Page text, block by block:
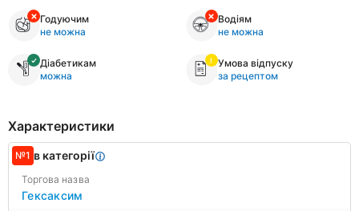
Годуючим
не можна
Водіям
не можна
Діабетикам
можна
Умова відпуску
за рецептом
Характеристики
№1 в категорії
Торгова назва
Гексаксим